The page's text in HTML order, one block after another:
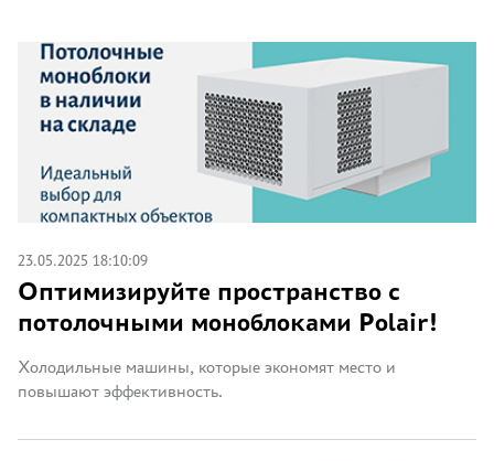
23.05.2025 18:10:09
Оптимизируйте пространство с
потолочными моноблоками Polair!
Холодильные машины, которые экономят место и
повышают эффективность.